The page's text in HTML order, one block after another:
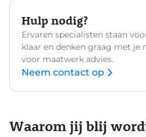
Hulp nodig?
Ervaren specialisten staan
klaar en denken graag met je
voor maatwerk advies.
Neem contact op
Waarom jij blij